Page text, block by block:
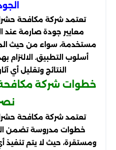
تعتمد شركة مكافحة
معايير جودة صارمة عند
مستخدمة، سواء من حيث
أسلوب التطبيق. الالتزام
النتائج وتقليل أي
خطوات شركة
تعتمد شركة مكافحة
خطوات مدروسة تضمن
ومستقرة، حيث لا يتم تنفيذ